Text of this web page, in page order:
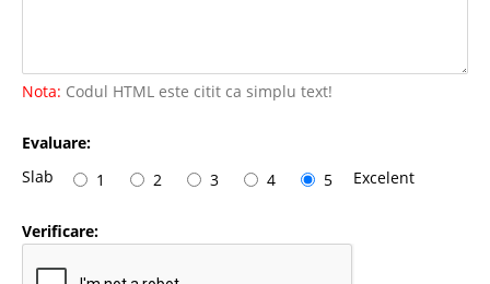
Nota: Codul HTML este citit ca simplu text!
Evaluare:
Slab
1 2 3 4 5 Excelent
Verificare: